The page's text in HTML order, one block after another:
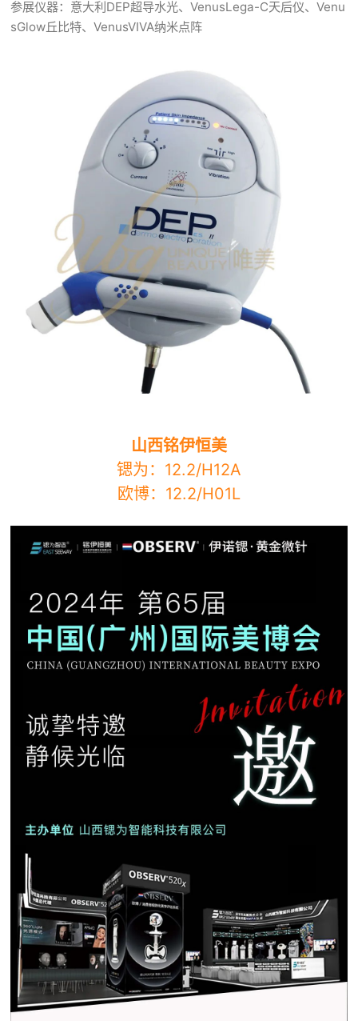
参展仪器：意大利DEP超导水光、VenusLega-C天后仪、Venu
sGlow丘比特、VenusVIVA纳米点阵
山西铭伊恒美
锶为：12.2/H12A
欧博：12.2/H01L